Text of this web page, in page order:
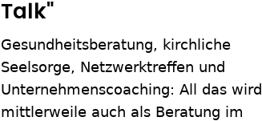
Talk"
Gesundheitsberatung, kirchliche
Seelsorge, Netzwerktreffen und
Unternehmenscoaching: All das wird
mittlerweile auch als Beratung im